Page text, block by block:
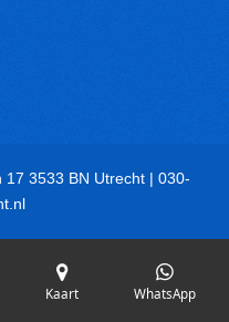
3533 BN Utrecht | 030-
Kaart WhatsApp